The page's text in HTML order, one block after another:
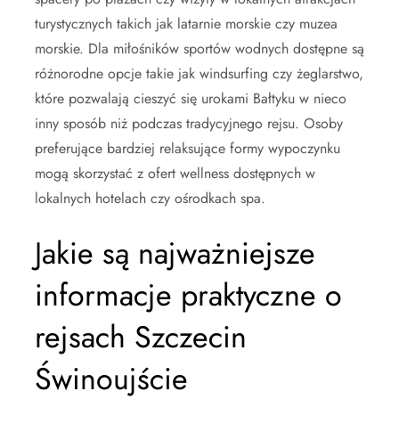
turystycznych takich jak latarnie morskie czy muzea
morskie. Dla miłośników sportów wodnych dostępne są
różnorodne opcje takie jak windsurfing czy żeglarstwo,
które pozwalają cieszyć się urokami Bałtyku w nieco
inny sposób niż podczas tradycyjnego rejsu. Osoby
preferujące bardziej relaksujące formy wypoczynku
mogą skorzystać z ofert wellness dostępnych w
lokalnych hotelach czy ośrodkach spa.
Jakie są najważniejsze
informacje praktyczne o
rejsach Szczecin
Świnoujście